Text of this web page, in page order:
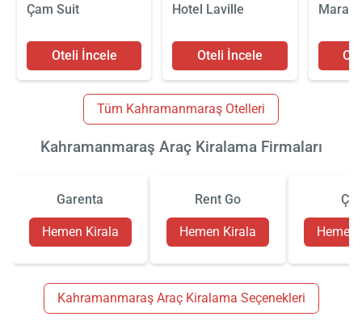
Çam Suit
Oteli İncele
Hotel Laville
Oteli İncele
Tüm Kahramanmaraş Otelleri
Kahramanmaraş Araç Kiralama Firmaları
Garenta
Hemen Kirala
Rent Go
Hemen Kirala Hemen
Kahramanmaraş Araç Kiralama Seçenekleri